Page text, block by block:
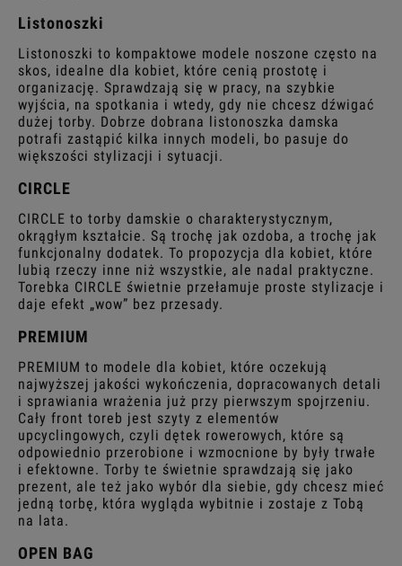
Listonoszki
Listonoszki to kompaktowe modele noszone często na
skos, idealne dla kobiet, które cenią prostotę i
organizację. Sprawdzają się w pracy, na szybkie
wyjścia, na spotkania i wtedy, gdy nie chcesz dźwigać
dużej torby. Dobrze dobrana listonoszka damska
potrafi zastąpić kilka innych modeli, bo pasuje do
większości stylizacji i sytuacji.
CIRCLE
CIRCLE to torby damskie o charakterystycznym,
okrągłym kształcie. Są trochę jak ozdoba, a trochę jak
funkcjonalny dodatek. To propozycja dla kobiet, które
lubią rzeczy inne niż wszystkie, ale nadal praktyczne.
Torebka CIRCLE świetnie przełamuje proste stylizacje i
daje efekt „wow” bez przesady.
PREMIUM
PREMIUM to modele dla kobiet, które oczekują
najwyższej jakości wykończenia, dopracowanych detali
i sprawiania wrażenia już przy pierwszym spojrzeniu.
Cały front toreb jest szyty z elementów
upcyclingowych, czyli dętek rowerowych, które są
odpowiednio przerobione i wzmocnione by były trwałe
i efektowne. Torby te świetnie sprawdzają się jako
prezent, ale też jako wybór dla siebie, gdy chcesz mieć
jedną torbę, która wygląda wybitnie i zostaje z Tobą
na lata.
OPEN BAG